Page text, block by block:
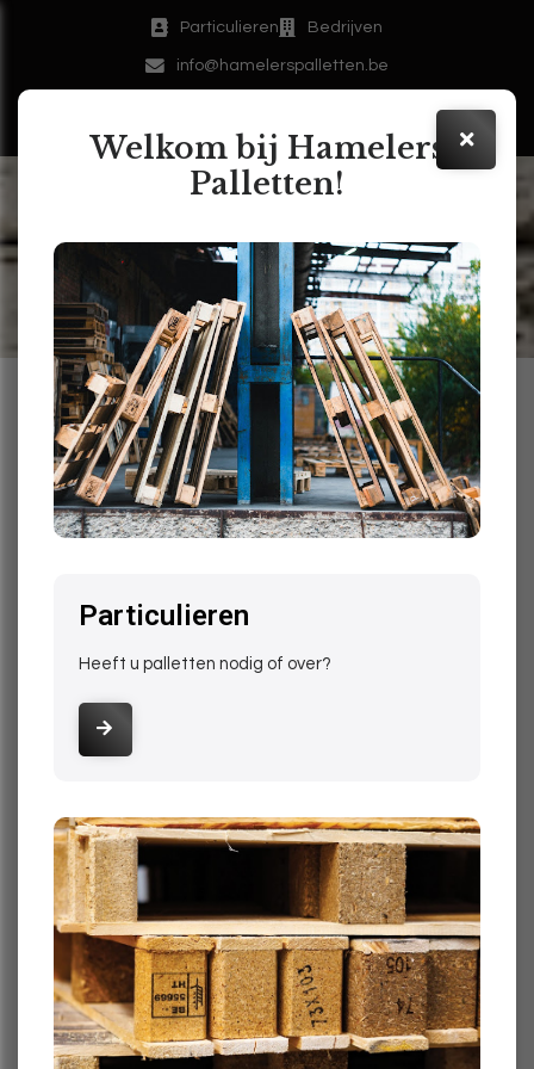
Particulieren Bedrijven
info@hamelerspalletten.be
Nog de laatste loodjes voor t
verlof: Even Doorbijten bij
Hamelers Palletten
“Succes is geen toeval, het is hard werken, volharding, leren,
opofferen en bovenal, houden van wat je doet.”—Pelé. Dit
citaat sluit feilloos aan op de periode vlak voor het verlof,
Welkom bij Hamelers
Palletten!
Particulieren
Heeft u palletten nodig of over?